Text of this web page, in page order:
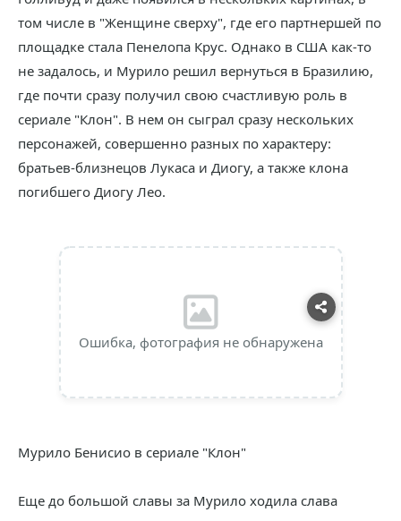
том числе в "Женщине сверху", где его партнершей по
площадке стала Пенелопа Крус. Однако в США как-то
не задалось, и Мурило решил вернуться в Бразилию,
где почти сразу получил свою счастливую роль в
сериале "Клон". В нем он сыграл сразу нескольких
персонажей, совершенно разных по характеру:
братьев-близнецов Лукаса и Диогу, а также клона
погибшего Диогу Лео.
Ошибка, фотография не обнаружена
Мурило Бенисио в сериале "Клон"
Еще до большой славы за Мурило ходила слава